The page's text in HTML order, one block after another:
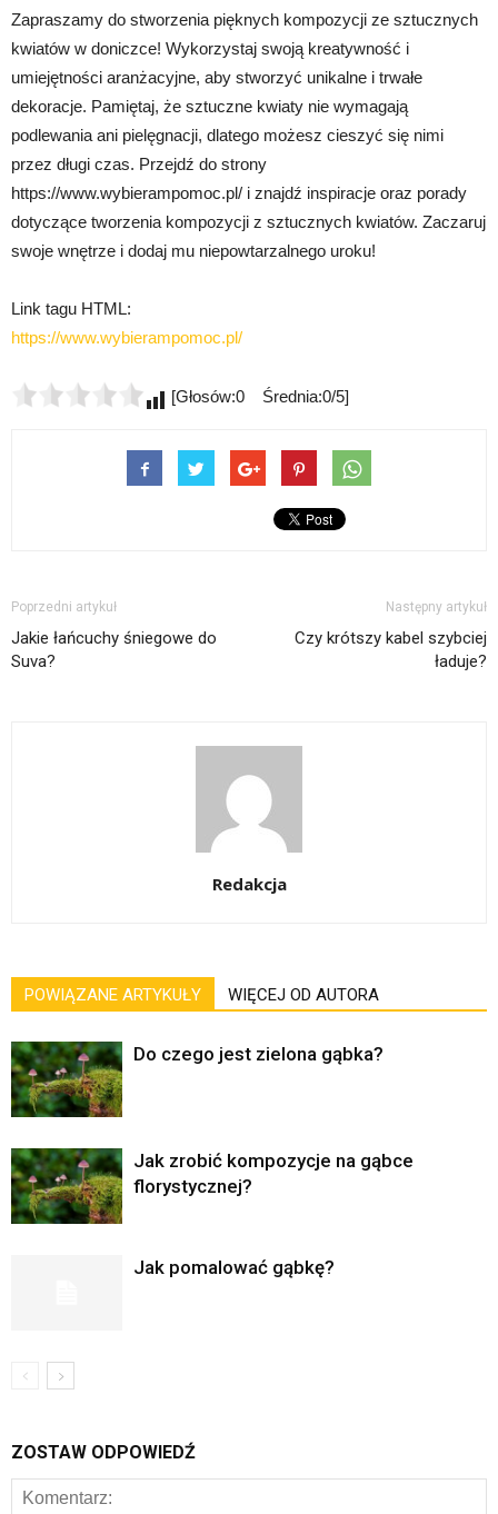
Zapraszamy do stworzenia pięknych kompozycji ze sztucznych
kwiatów w doniczce! Wykorzystaj swoją kreatywność i
umiejętności aranżacyjne, aby stworzyć unikalne i trwałe
dekoracje. Pamiętaj, że sztuczne kwiaty nie wymagają
podlewania ani pielęgnacji, dlatego możesz cieszyć się nimi
przez długi czas. Przejdź do strony
https://www.wybierampomoc.pl/ i znajdź inspiracje oraz porady
dotyczące tworzenia kompozycji z sztucznych kwiatów. Zaczaruj
swoje wnętrze i dodaj mu niepowtarzalnego uroku!
Link tagu HTML:
https://www.wybierampomoc.pl/
[Głosów:0 Średnia:0/5]
Poprzedni artykuł
Jakie łańcuchy śniegowe do
Suva?
Następny artykuł
Czy krótszy kabel szybciej
ładuje?
Redakcja
POWIĄZANE ARTYKUŁY WIĘCEJ OD AUTORA
Do czego jest zielona gąbka?
Jak zrobić kompozycje na gąbce
florystycznej?
Jak pomalować gąbkę?
ZOSTAW ODPOWIEDŹ